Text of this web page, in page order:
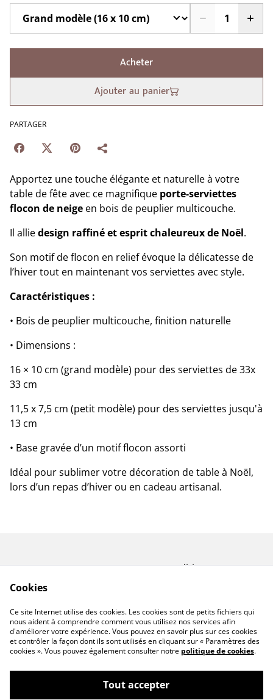
Acheter
Ajouter au panier
PARTAGER
Apportez une touche élégante et naturelle à votre
table de fête avec ce magnifique porte-serviettes
flocon de neige en bois de peuplier multicouche.
Il alliedesign raffiné et esprit chaleureux de Noël.
Son motif de flocon en relief évoque la délicatesse de
l’hiver tout en maintenant vos serviettes avec style.
Caractéristiques :
• Bois de peuplier multicouche, finition naturelle
• Dimensions :
16 × 10 cm (grand modèle) pour des serviettes de 33x
33 cm
11,5 x 7,5 cm (petit modèle) pour des serviettes jusqu'à
13 cm
• Base gravée d’un motif flocon assorti
Idéal pour sublimer votre décoration de table à Noël,
lors d’un repas d’hiver ou en cadeau artisanal.
Contactez-nous Conditions
A propos de Miforge
Créations
Cookies
Ce site Internet utilise des cookies. Les cookies sont de petits fichiers qui
nous aident à comprendre comment vous utilisez nos services afin
d'améliorer votre expérience. Vous pouvez en savoir plus sur ces cookies
et contrôler la façon dont ils sont utilisés en cliquant sur « Paramètres des
cookies ». Vous pouvez également consulter notre politique de cookies.
Tout accepter